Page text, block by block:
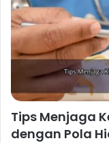
Tips Menjaga
dengan Pola